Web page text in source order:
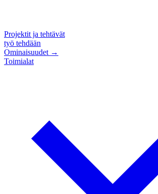
Projektit ja tehtävät
työ tehdään
Ominaisuudet →
Toimialat